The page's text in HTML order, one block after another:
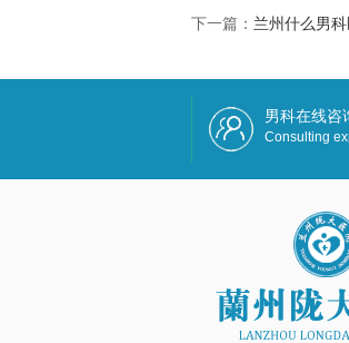
下一篇： 兰州什么男
男科在线咨
Consulting